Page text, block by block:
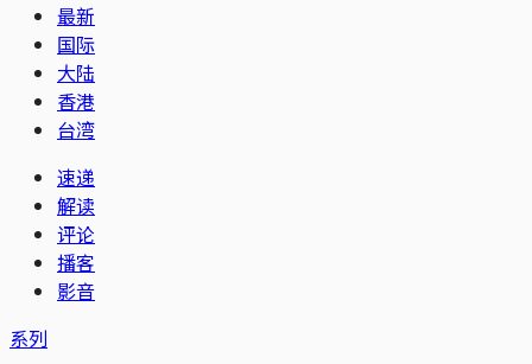
最新
国际
大陆
香港
台湾
速递
解读
评论
播客
影音
系列